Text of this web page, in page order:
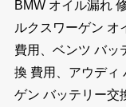
BMW オイル漏れ
ルクスワーゲン オ
費用、ベンツ バッ
換 費用、アウディ
ゲン バッテリー交